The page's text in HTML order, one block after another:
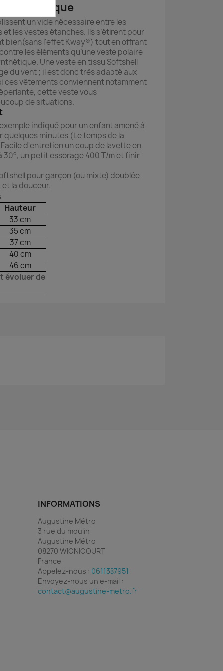
et pratique
un vide nécessaire entre les
les vestes étanches. Ils s’étirent pour
bien(sans l'effet Kway®) tout en offrant
les éléments qu’une veste polaire
Une veste en tissu Softshell
du vent ; il est donc très adapté aux
ces vêtements conviennent notamment
cette veste vous
de situations.
indiqué pour un enfant amené à
minutes (Le temps de la
d'entretien un coup de lavette en
un petit essorage 400 T/m et finir
pour garçon (ou mixte) doublée
la douceur.
Hauteur
33 cm
35 cm
37 cm
40 cm
46 cm
évoluer de
INFORMATIONS
Augustine Métro
3 rue du moulin
Augustine Métro
08270 WIGNICOURT
France
Appelez-nous : 0611387951
Envoyez-nous un e-mail :
contact@augustine-metro.fr